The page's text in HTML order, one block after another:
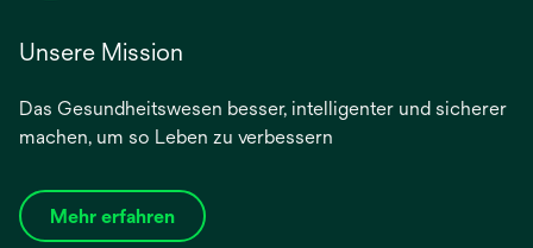
Unsere Mission
Das Gesundheitswesen besser, intelligenter und sicherer
machen, um so Leben zu verbessern
Mehr erfahren